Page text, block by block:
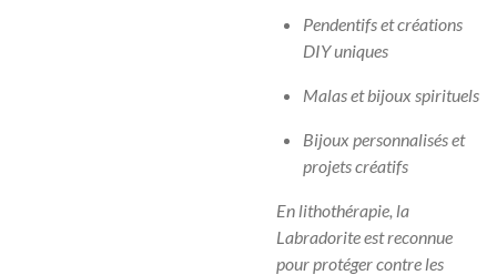
Pendentifs et créations
DIY uniques
Malas et bijoux spirituels
Bijoux personnalisés et
projets créatifs
En lithothérapie, la
Labradorite est reconnue
pour protéger contre les